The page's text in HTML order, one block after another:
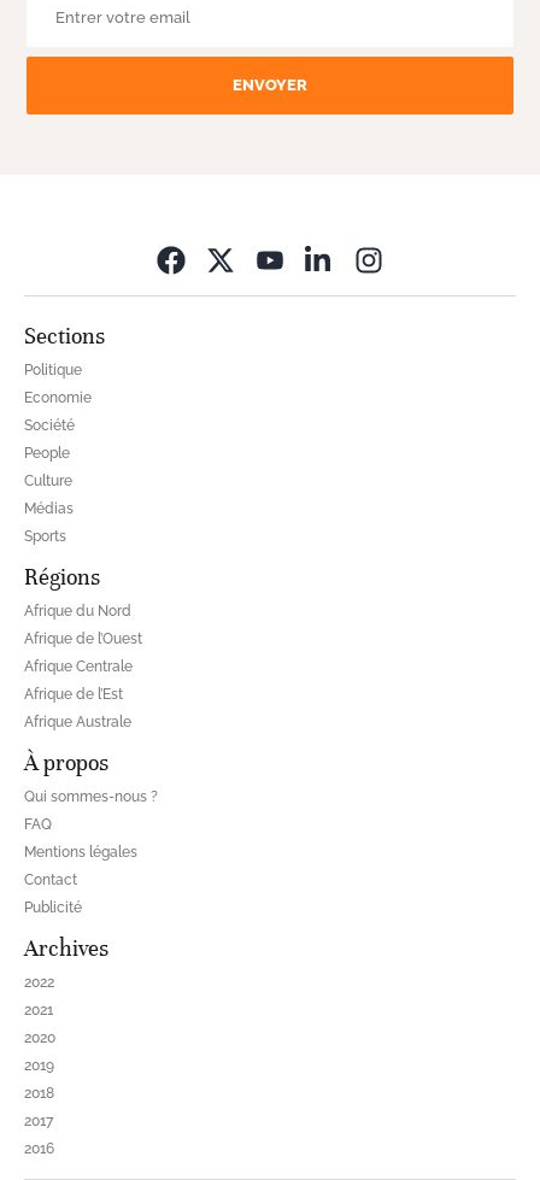
ENVOYER
Sections
Politique
Economie
Société
People
Culture
Médias
Sports
Régions
Afrique du Nord
Afrique de l’Ouest
Afrique Centrale
Afrique de l’Est
Afrique Australe
À propos
Qui sommes-nous ?
FAQ
Mentions légales
Contact
Publicité
Archives
2022
2021
2020
2019
2018
2017
2016